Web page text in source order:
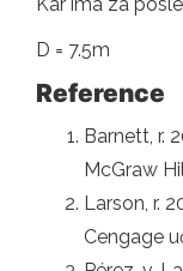
D = 7.5m
Reference
Barnett, r.
McGraw
Larson, r.
Cengage